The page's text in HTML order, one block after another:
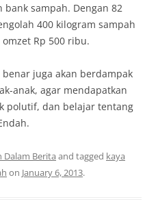
sampah. Dengan 82
400 kilogram sampah
Rp 500 ribu.
benar juga akan berdampak
anak, agar mendapatkan
polutif, dan belajar tentang
Dalam Berita and tagged kaya
on January 6, 2013.